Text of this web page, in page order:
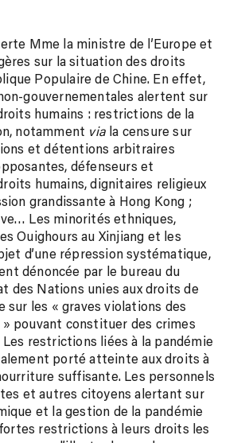
Mme la ministre de l’Europe et
sur la situation des droits
Populaire de Chine. En effet,
gouvernementales alertent sur
humains : restrictions de la
notamment via la censure sur
et détentions arbitraires
défenseurs et
humains, dignitaires religieux
grandissante à Hong Kong ;
Les minorités ethniques,
Ouighours au Xinjiang et les
d’une répression systématique,
dénoncée par le bureau du
des Nations unies aux droits de
sur les « graves violations des
» pouvant constituer des crimes
Les restrictions liées à la pandémie
porté atteinte aux droits à
suffisante. Les personnels
et autres citoyens alertant sur
et la gestion de la pandémie
restrictions à leurs droits les